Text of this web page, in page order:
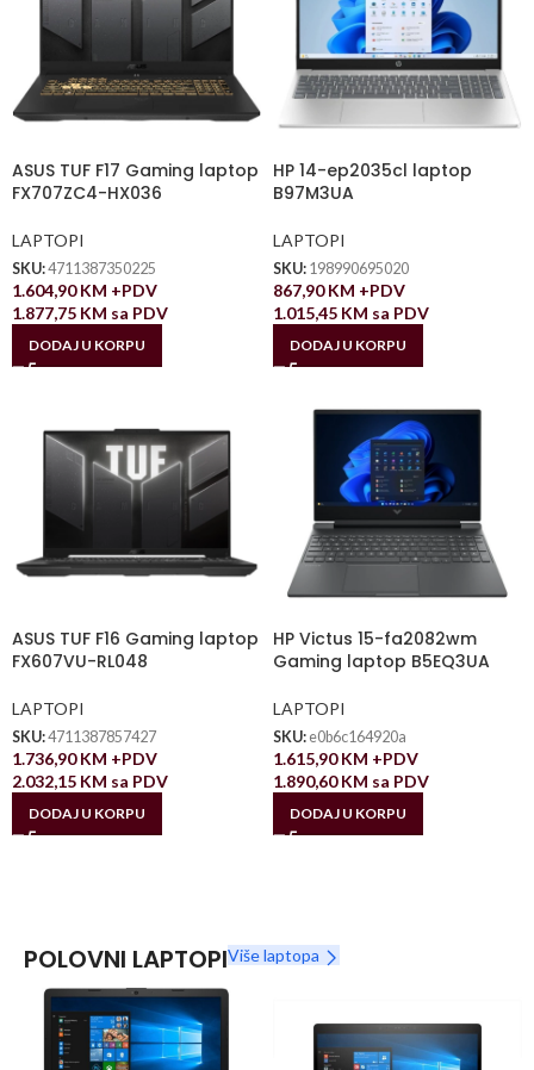
ASUS TUF F17 Gaming laptop
FX707ZC4-HX036
LAPTOPI
SKU:4711387350225
1.604,90KM +PDV
1.877,75 KM sa PDV
DODAJ U KORPU
HP 14-ep2035cl laptop
B97M3UA
LAPTOPI
SKU: 198990695020
867,90KM +PDV
1.015,45 KM sa PDV
DODAJ U KORPU
ASUS TUF F16 Gaming laptop
FX607VU-RL048
LAPTOPI
SKU:4711387857427
1.736,90KM +PDV
2.032,15 KM sa PDV
DODAJ U KORPU
HP Victus 15-fa2082wm
Gaming laptop B5EQ3UA
LAPTOPI
SKU: e0b6c164920a
1.615,90KM +PDV
1.890,60KM sa PDV
DODAJ U KORPU
POLOVNI LAPTOPIViše laptopa